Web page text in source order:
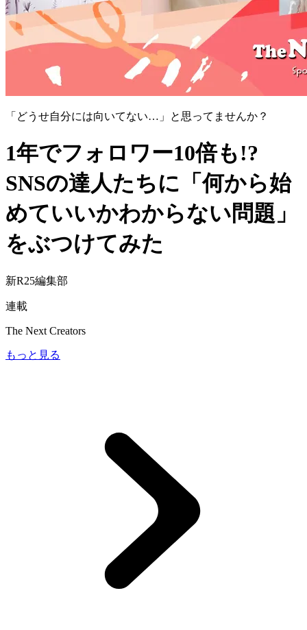
「どうせ自分には向いてない…」と思ってませんか？
1年でフォロワー10倍も!?
SNSの達人たちに「何から始
めていいかわからない問題」
をぶつけてみた
新R25編集部
連載
The Next Creators
もっと見る